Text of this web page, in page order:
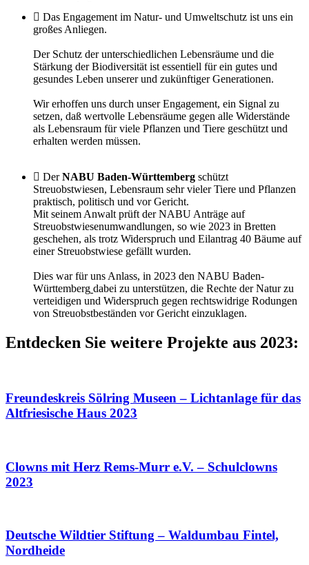
Das Engagement im Natur- und Umweltschutz ist uns ein
großes Anliegen.
Der Schutz der unterschiedlichen Lebensräume und die
Stärkung der Biodiversität ist essentiell für ein gutes und
gesundes Leben unserer und zukünftiger Generationen.
Wir erhoffen uns durch unser Engagement, ein Signal zu
setzen, daß wertvolle Lebensräume gegen alle Widerstände
als Lebensraum für viele Pflanzen und Tiere geschützt und
erhalten werden müssen.
DerNABU Baden-Württemberg schützt
Streuobstwiesen, Lebensraum sehr vieler Tiere und Pflanzen
praktisch, politisch und vor Gericht.
Mit seinem Anwalt prüft der NABU Anträge auf
Streuobstwiesenumwandlungen, so wie 2023 in Bretten
geschehen, als trotz Widerspruch und Eilantrag 40 Bäume auf
einer Streuobstwiese gefällt wurden.
Dies war für uns Anlass, in 2023 den NABU Baden-
Württemberg dabei zu unterstützen, die Rechte der Natur zu
verteidigen und Widerspruch gegen rechtswidrige Rodungen
von Streuobstbeständen vor Gericht einzuklagen.
Entdecken Sie weitere Projekte aus 2023:
Freundeskreis Sölring Museen – Lichtanlage für das
Altfriesische Haus 2023
Clowns mit Herz Rems-Murr e.V. – Schulclowns
2023
Deutsche Wildtier Stiftung – Waldumbau Fintel,
Nordheide